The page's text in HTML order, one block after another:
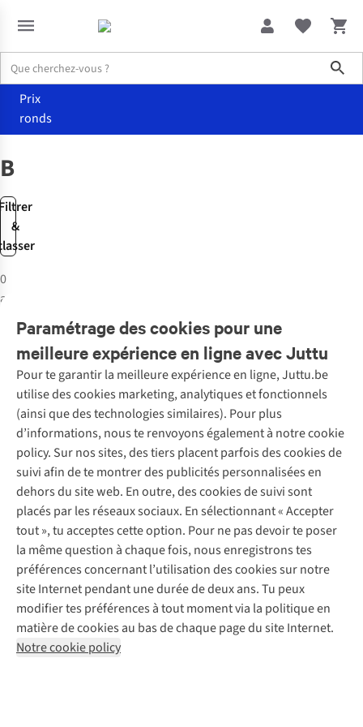
Prix
ronds
&
BRAINSTREAM
0
articles
Paramétrage des cookies pour une
meilleure expérience en ligne avec Juttu
Pour te garantir la meilleure expérience en ligne, Juttu.be
utilise des cookies marketing, analytiques et fonctionnels
(ainsi que des technologies similaires). Pour plus
d’informations, nous te renvoyons également à notre cookie
policy. Sur nos sites, des tiers placent parfois des cookies de
suivi afin de te montrer des publicités personnalisées en
dehors du site web. En outre, des cookies de suivi sont
placés par les réseaux sociaux. En sélectionnant « Accepter
tout », tu acceptes cette option. Pour ne pas devoir te poser
la même question à chaque fois, nous enregistrons tes
préférences concernant l’utilisation des cookies sur notre
site Internet pendant une durée de deux ans. Tu peux
modifier tes préférences à tout moment via la politique en
matière de cookies au bas de chaque page du site Internet.
Notre cookie policy
Service client
Questions fréquentes
Commander
Payer
10 % réduction étudiants
Klarna : post-paiement
Livraison
Retourner
Rétractation d'une commande
Garantie
Contact
Nos services
Vintage - ReJUsed
Atelier de couture
Personal shopping
Boîte à vêtements
Événements / ateliers
Juttu
Qui sommes-nous ?
Juttu Friends
Inspiration
Travailler chez Juttu
Nos magasins
Le monde de Juttu
Entrepreneuriat responsable
Déclaration d’accessibilité
Abonne-toi à la newsletter
Suivez-nous